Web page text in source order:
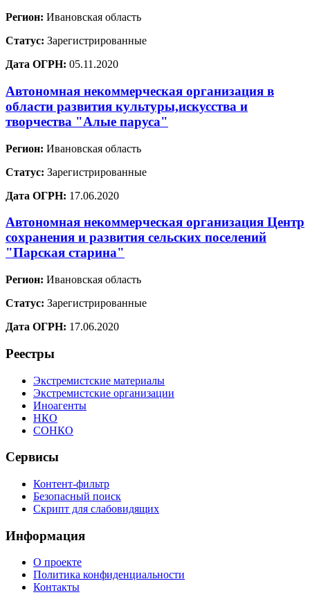
Регион: Ивановская область
Статус: Зарегистрированные
Дата ОГРН: 05.11.2020
Автономная некоммерческая организация в
области развития культуры,искусства и
творчества "Алые паруса"
Регион: Ивановская область
Статус: Зарегистрированные
Дата ОГРН: 17.06.2020
Автономная некоммерческая организация Центр
сохранения и развития сельских поселений
"Парская старина"
Регион: Ивановская область
Статус: Зарегистрированные
Дата ОГРН: 17.06.2020
Реестры
Экстремистские материалы
Экстремистские организации
Иноагенты
НКО
СОНКО
Сервисы
Контент-фильтр
Безопасный поиск
Скрипт для слабовидящих
Информация
О проекте
Политика конфиденциальности
Контакты